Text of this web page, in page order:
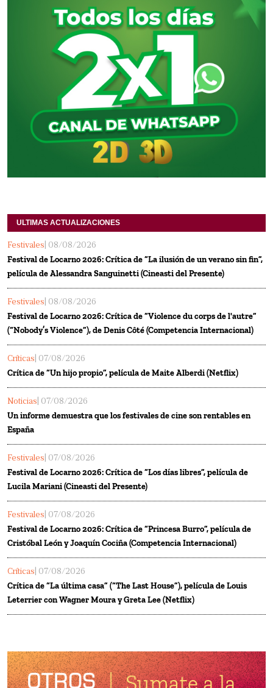
ULTIMAS ACTUALIZACIONES
Festivales | 08/08/2026
Festival de Locarno 2026: Crítica de “La ilusión de un verano sin fin”,
película de Alessandra Sanguinetti (Cineasti del Presente)
Festivales | 08/08/2026
Festival de Locarno 2026: Crítica de “Violence du corps de l'autre”
(“Nobody’s Violence”), de Denis Côté (Competencia Internacional)
Críticas | 07/08/2026
Crítica de “Un hijo propio”, película de Maite Alberdi (Netflix)
Noticias | 07/08/2026
Un informe demuestra que los festivales de cine son rentables en
España
Festivales | 07/08/2026
Festival de Locarno 2026: Crítica de “Los días libres”, película de
Lucila Mariani (Cineasti del Presente)
Festivales | 07/08/2026
Festival de Locarno 2026: Crítica de “Princesa Burro”, película de
Cristóbal León y Joaquín Cociña (Competencia Internacional)
Críticas | 07/08/2026
Crítica de “La última casa” (“The Last House”), película de Louis
Leterrier con Wagner Moura y Greta Lee (Netflix)